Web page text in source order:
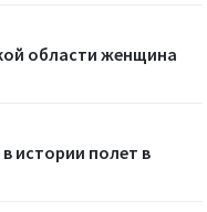
области женщина
истории полет в